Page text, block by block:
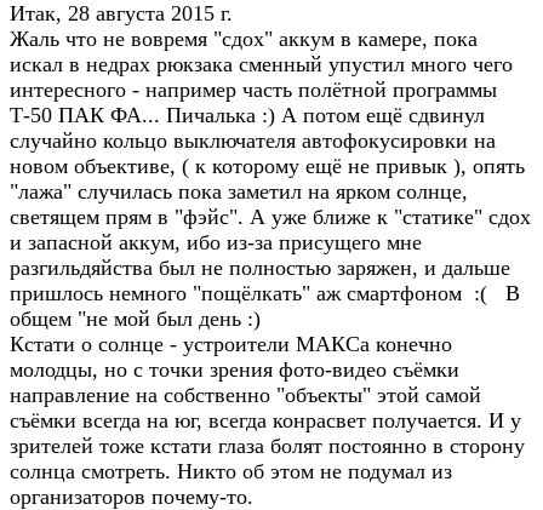
Итак, 28 августа 2015 г.
Жаль что не вовремя "сдох" аккум в камере, пока
искал в недрах рюкзака сменный упустил много чего
интересного - например часть полётной программы
Т-50 ПАК ФА... Пичалька :) А потом ещё сдвинул
случайно кольцо выключателя автофокусировки на
новом объективе, ( к которому ещё не привык ), опять
"лажа" случилась пока заметил на ярком солнце,
светящем прям в "фэйс". А уже ближе к "статике" сдох
и запасной аккум, ибо из-за присущего мне
разгильдяйства был не полностью заряжен, и дальше
пришлось немного "пощёлкать" аж смартфоном :( В
общем "не мой был день :)
Кстати о солнце - устроители МАКСа конечно
молодцы, но с точки зрения фото-видео съёмки
направление на собственно "объекты" этой самой
съёмки всегда на юг, всегда конрасвет получается. И у
зрителей тоже кстати глаза болят постоянно в сторону
солнца смотреть. Никто об этом не подумал из
организаторов почему-то.